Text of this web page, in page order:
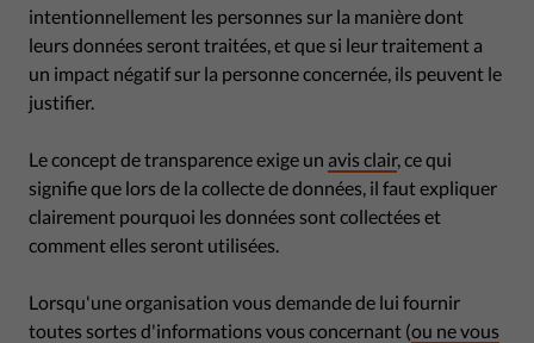
intentionnellement les personnes sur la manière dont
leurs données seront traitées, et que si leur traitement a
un impact négatif sur la personne concernée, ils peuvent le
justifier.
Le concept de transparence exige un avis clair, ce qui
signifie que lors de la collecte de données, il faut expliquer
clairement pourquoi les données sont collectées et
comment elles seront utilisées.
Lorsqu'une organisation vous demande de lui fournir
toutes sortes d'informations vous concernant (ou ne vous